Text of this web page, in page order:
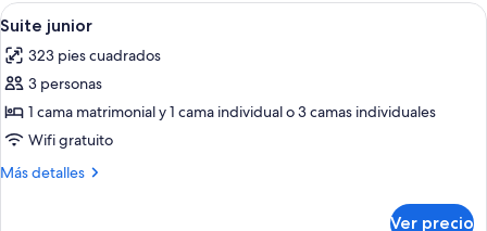
Abrir
todas
las
fotos
de
Suite
junior
Una habitación de hotel con una
6
Suite junior
323 pies cuadrados
3 personas
1 cama matrimonial y 1 cama individual o 3 camas individuales
Wifi gratuito
Más detalles
Más
Ver precio